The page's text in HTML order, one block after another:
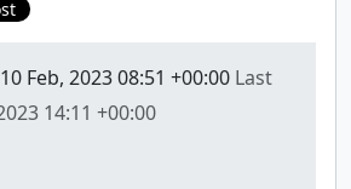
10 Feb, 2023 08:51 +00:00 Last
14:11 +00:00